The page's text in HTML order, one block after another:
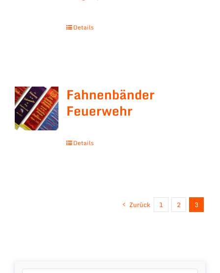
Details
Fahnenbänder
Feuerwehr
Details
Zurück 1 2 3